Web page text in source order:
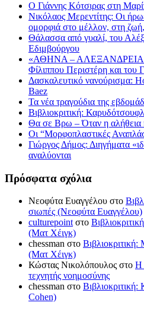
Ο Γιάννης Κότσιρας στη
Νικόλαος Μερεντίτης: Οι
ομορφιά στο μέλλον, στη ζωή,
Θάλασσα από γυαλί, του
Εδιμβούργου
«ΑΘΗΝΑ – ΑΛΕΞΑΝΔΡΕΙΑ».
Φίλιππου Περιστέρη και
Δασκαλευτικό νανούρισμα:
Baez
Τα νέα τραγούδια της
Βιβλιοκριτική:
Θα σε Βρω – Όταν η αλήθεια
Οι “Μορφοπλαστικές
Γιώργος Δήμος: Διηγήματα
αναλύονται
Πρόσφατα σχόλια
Νεοφύτα Ευαγγέλου στο
σιωπές (Νεοφύτα Ευαγγέλου)
culturepointστο
(Ματ Χέιγκ)
chessman στο
(Ματ Χέιγκ)
Κώστας Νικολόπουλος στο Η
τεχνητής νοημοσύνης
chessman στο
Cohen)